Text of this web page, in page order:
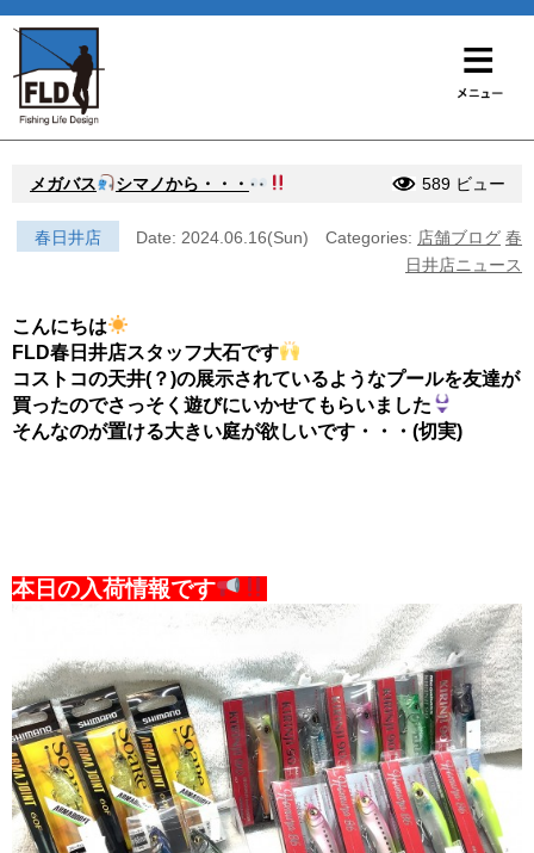
メガバス シマノから・・・ 589 ビュー
春日井店 Date: 2024.06.16(Sun) Categories: 店舗ブログ 春
日井店ニュース
こんにちは
FLD春日井店スタッフ大石です
コストコの天井(？)の展示されているようなプールを友達が
買ったのでさっそく遊びにいかせてもらいました
そんなのが置ける大きい庭が欲しいです・・・(切実)
本日の入荷情報です